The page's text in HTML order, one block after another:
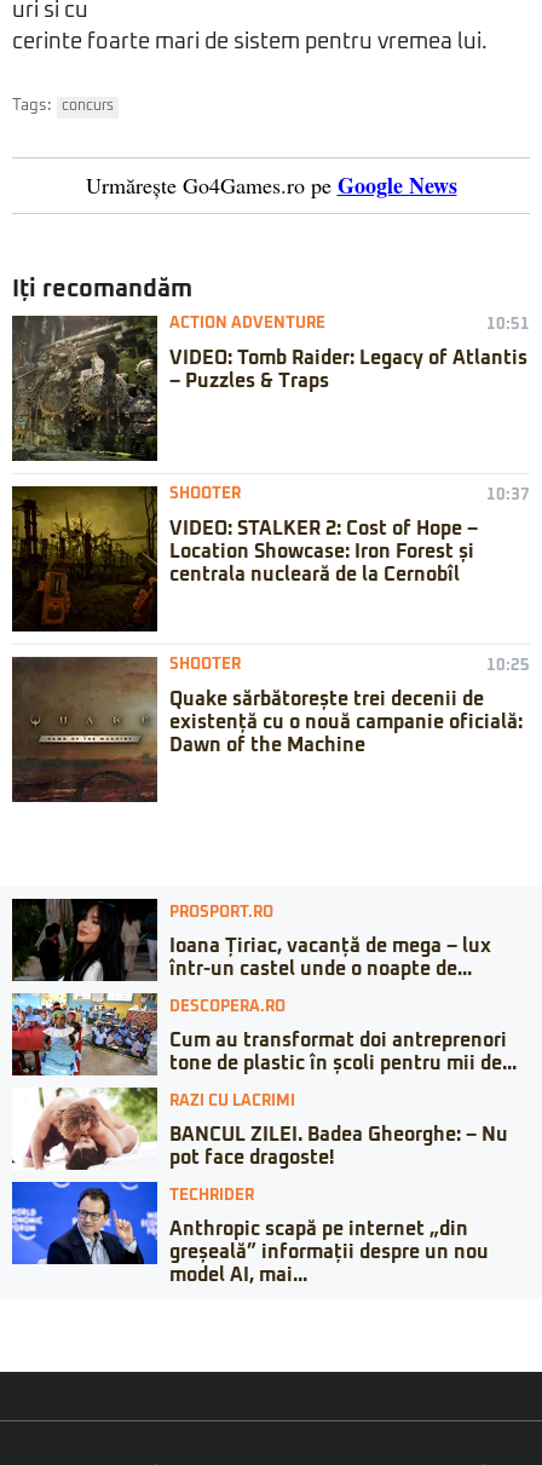
uri si cu
cerinte foarte mari de sistem pentru vremea lui.
Tags: concurs
Urmărește Go4Games.ro pe Google News
Iți recomandăm
ACTION ADVENTURE 10:51
VIDEO: Tomb Raider: Legacy of Atlantis
– Puzzles & Traps
SHOOTER 10:37
VIDEO: STALKER 2: Cost of Hope –
Location Showcase: Iron Forest și
centrala nucleară de la Cernobîl
SHOOTER 10:25
Quake sărbătorește trei decenii de
existență cu o nouă campanie oficială:
Dawn of the Machine
PROSPORT.RO
Ioana Țiriac, vacanță de mega – lux
într-un castel unde o noapte de...
DESCOPERA.RO
Cum au transformat doi antreprenori
tone de plastic în școli pentru mii de...
RAZI CU LACRIMI
BANCUL ZILEI. Badea Gheorghe: – Nu
pot face dragoste!
TECHRIDER
Anthropic scapă pe internet „din
greșeală” informații despre un nou
model AI, mai...